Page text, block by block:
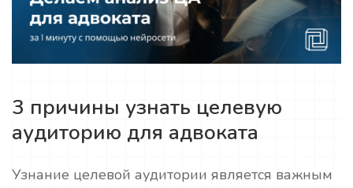
3 причины узнать целевую
аудиторию для адвоката
Узнание целевой аудитории является важным